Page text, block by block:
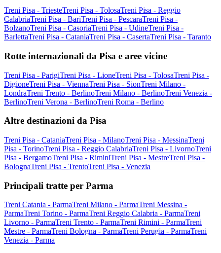
Treni Pisa - TriesteTreni Pisa - TolosaTreni Pisa - Reggio
CalabriaTreni Pisa - BariTreni Pisa - PescaraTreni Pisa -
BolzanoTreni Pisa - CasoriaTreni Pisa - UdineTreni Pisa -
BarlettaTreni Pisa - CataniaTreni Pisa - CasertaTreni Pisa - Taranto
Rotte internazionali da Pisa e aree vicine
Treni Pisa - ParigiTreni Pisa - LioneTreni Pisa - TolosaTreni Pisa -
DigioneTreni Pisa - ViennaTreni Pisa - SionTreni Milano -
LondraTreni Trento - BerlinoTreni Milano - BerlinoTreni Venezia -
BerlinoTreni Verona - BerlinoTreni Roma - Berlino
Altre destinazioni da Pisa
Treni Pisa - CataniaTreni Pisa - MilanoTreni Pisa - MessinaTreni
Pisa - TorinoTreni Pisa - Reggio CalabriaTreni Pisa - LivornoTreni
Pisa - BergamoTreni Pisa - RiminiTreni Pisa - MestreTreni Pisa -
BolognaTreni Pisa - TrentoTreni Pisa - Venezia
Principali tratte per Parma
Treni Catania - ParmaTreni Milano - ParmaTreni Messina -
ParmaTreni Torino - ParmaTreni Reggio Calabria - ParmaTreni
Livorno - ParmaTreni Trento - ParmaTreni Rimini - ParmaTreni
Mestre - ParmaTreni Bologna - ParmaTreni Perugia - ParmaTreni
Venezia - Parma